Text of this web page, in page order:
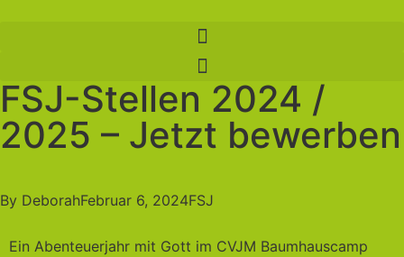
FSJ-Stellen 2024 /
2025 – Jetzt bewerben
By DeborahFebruar 6, 2024FSJ
Ein Abenteuerjahr mit Gott im CVJM Baumhauscamp